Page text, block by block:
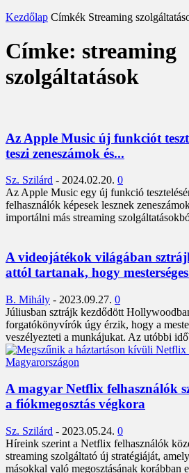
Kezdőlap Címkék Streaming
Címke: streaming
szolgáltatások
Az Apple Music új funkciót
teszi zeneszámok és...
Sz. Szilárd - 2024.02.20. 0
Az Apple Music egy új funkció
felhasználók képesek lesznek
importálni más streaming
A videojátékok világában
attól tartanak, hogy
B. Mihály - 2023.09.27. 0
Júliusban sztrájk kezdődött
forgatókönyvírók úgy érzik, hogy a
veszélyezteti a munkájukat. Az utóbbi
A magyar Netflix felhasználók
a fiókmegosztás végkora
Sz. Szilárd - 2023.05.24. 0
Híreink szerint a Netflix felhasználók
streaming szolgáltató új stratégiáját,
másokkal való megosztásának korábban